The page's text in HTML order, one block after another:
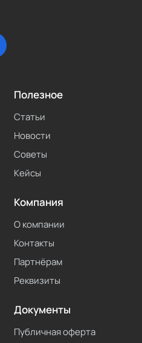
Полезное
Статьи
Новости
Советы
Кейсы
Компания
О компании
Контакты
Партнёрам
Реквизиты
Документы
Публичная оферта